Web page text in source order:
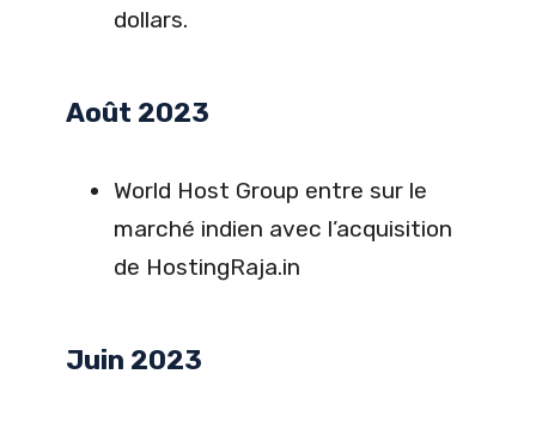
dollars.
Août 2023
World Host Group entre sur le
marché indien avec l’acquisition
de HostingRaja.in
Juin 2023